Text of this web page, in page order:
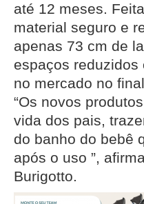
até 12 meses.
material seguro e
apenas 73 cm de
espaços
no mercado no
“Os novos
vida dos pais,
do banho do bebê
após o uso ”,
Burigotto.